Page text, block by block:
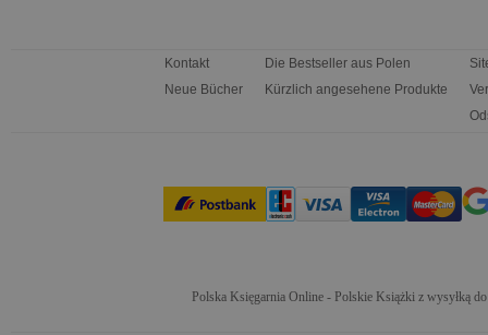
Kontakt
Neue Bücher
Die Bestseller aus Polen
Kürzlich angesehene Produkte
Polska Księgarnia Online - Polskie Książki z wysyłką